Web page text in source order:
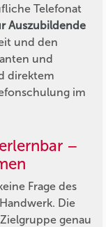
Telefonat
Auszubildende
und den
und
direktem
im
–
Frage des
Die
genau